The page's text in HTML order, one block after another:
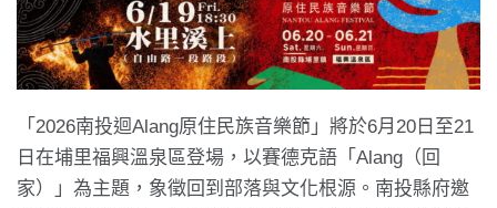
「2026南投迴Alang原住民族音樂節」將於6月20日至21
日在埔里福興溫泉區登場，以賽德克語「Alang（回
家）」為主題，象徵回到部落與文化根源。南投縣府邀